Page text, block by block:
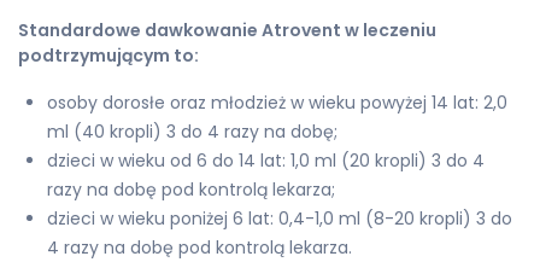
Standardowe dawkowanie Atrovent w leczeniu
podtrzymującym to:
osoby dorosłe oraz młodzież w wieku powyżej 14 lat: 2,0
ml (40 kropli) 3 do 4 razy na dobę;
dzieci w wieku od 6 do 14 lat: 1,0 ml (20 kropli) 3 do 4
razy na dobę pod kontrolą lekarza;
dzieci w wieku poniżej 6 lat: 0,4-1,0 ml (8-20 kropli) 3 do
4 razy na dobę pod kontrolą lekarza.